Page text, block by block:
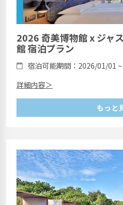
2026 奇美博物館 x ジャ
館 宿泊プラン
宿泊可能期間：2026/01/01
詳細内容＞
もっと